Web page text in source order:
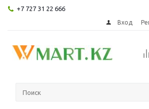
+7 727 31 22 666
Вход